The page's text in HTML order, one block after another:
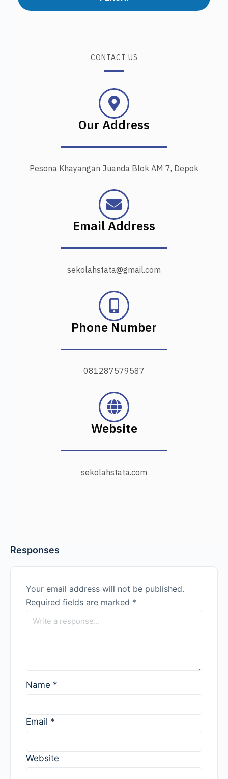
CONTACT US
Our Address
Pesona Khayangan Juanda Blok AM 7, Depok
Email Address
sekolahstata@gmail.com
Phone Number
081287579587
Website
sekolahstata.com
Responses
Your email address will not be published.
Required fields are marked *
Name *
Email *
Website